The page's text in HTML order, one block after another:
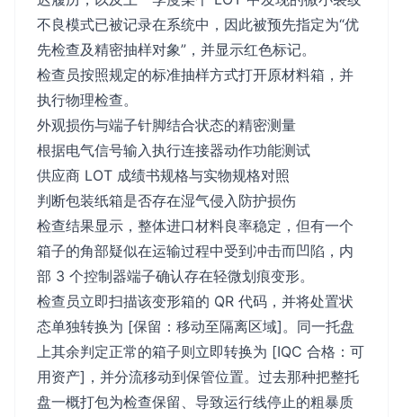
不良模式已被记录在系统中，因此被预先指定为“优
先检查及精密抽样对象”，并显示红色标记。
检查员按照规定的标准抽样方式打开原材料箱，并
执行物理检查。
外观损伤与端子针脚结合状态的精密测量
根据电气信号输入执行连接器动作功能测试
供应商 LOT 成绩书规格与实物规格对照
判断包装纸箱是否存在湿气侵入防护损伤
检查结果显示，整体进口材料良率稳定，但有一个
箱子的角部疑似在运输过程中受到冲击而凹陷，内
部 3 个控制器端子确认存在轻微划痕变形。
检查员立即扫描该变形箱的 QR 代码，并将处置状
态单独转换为 [保留：移动至隔离区域]。同一托盘
上其余判定正常的箱子则立即转换为 [IQC 合格：可
用资产]，并分流移动到保管位置。过去那种把整托
盘一概打包为检查保留、导致运行线停止的粗暴质